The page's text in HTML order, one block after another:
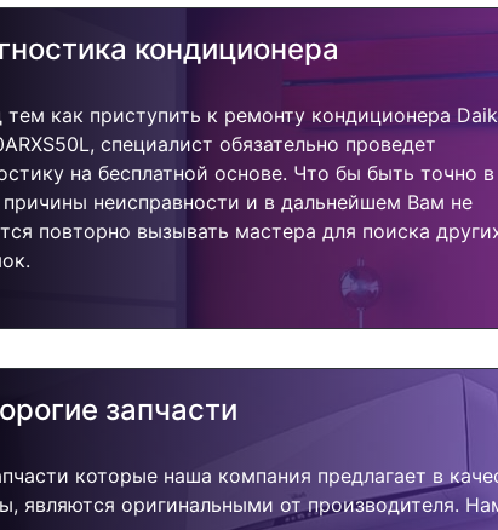
кондиционера
тем как приступить к ремонту кондиционера
специалист обязательно проведет
на бесплатной основе. Что бы быть точно в
причины неисправности и в дальнейшем Вам не
повторно вызывать мастера для поиска
запчасти
которые наша компания предлагает в
являются оригинальными от производителя.